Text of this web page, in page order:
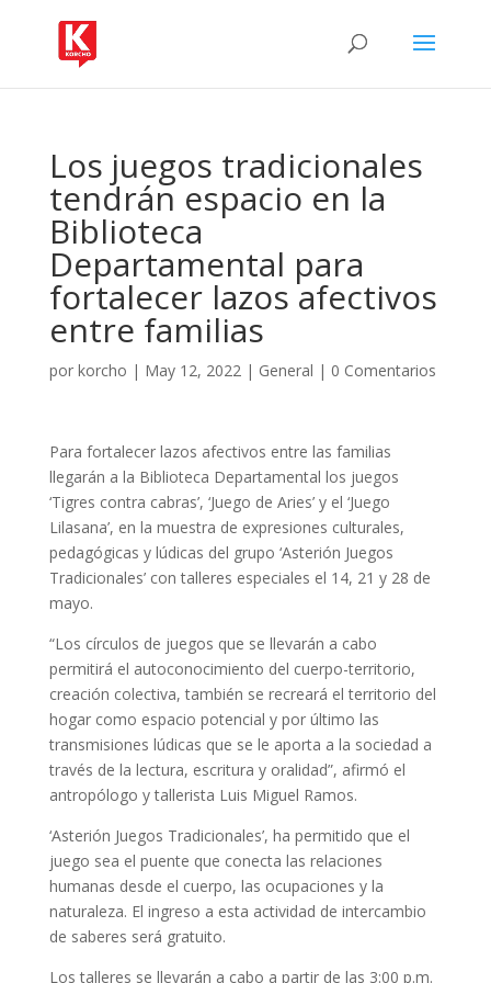
Los juegos tradicionales
tendrán espacio en la
Biblioteca
Departamental para
fortalecer lazos afectivos
entre familias
por korcho | May 12, 2022| General | 0 Comentarios
Para fortalecer lazos afectivos entre las familias
llegarán a la Biblioteca Departamental los juegos
‘Tigres contra cabras’, ‘Juego de Aries’ y el ‘Juego
Lilasana’, en la muestra de expresiones culturales,
pedagógicas y lúdicas del grupo ‘Asterión Juegos
Tradicionales’ con talleres especiales el 14, 21 y 28 de
mayo.
“Los círculos de juegos que se llevarán a cabo
permitirá el autoconocimiento del cuerpo-territorio,
creación colectiva, también se recreará el territorio del
hogar como espacio potencial y por último las
transmisiones lúdicas que se le aporta a la sociedad a
través de la lectura, escritura y oralidad”, afirmó el
antropólogo y tallerista Luis Miguel Ramos.
‘Asterión Juegos Tradicionales’, ha permitido que el
juego sea el puente que conecta las relaciones
humanas desde el cuerpo, las ocupaciones y la
naturaleza. El ingreso a esta actividad de intercambio
de saberes será gratuito.
Los talleres se llevarán a cabo a partir de las 3:00 p.m.